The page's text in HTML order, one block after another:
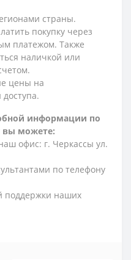
страны.
покупку через
платежом. Также
наличкой или
цены на
информации по
вы можете:
офис: г. Черкассы ул.
по телефону
поддержки наших